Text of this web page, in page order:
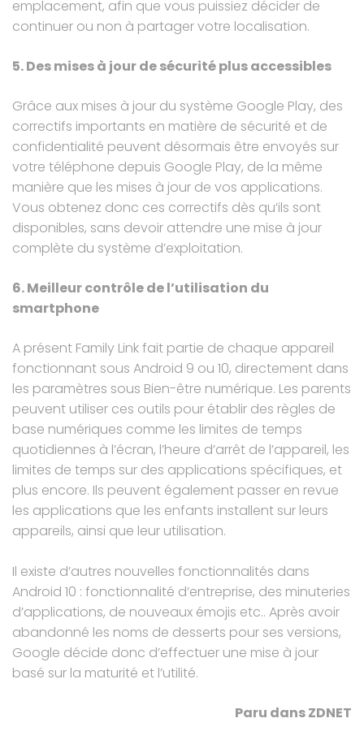
emplacement, afin que vous puissiez décider de
continuer ou non à partager votre localisation.
5. Des mises à jour de sécurité plus accessibles
Grâce aux mises à jour du système Google Play, des
correctifs importants en matière de sécurité et de
confidentialité peuvent désormais être envoyés sur
votre téléphone depuis Google Play, de la même
manière que les mises à jour de vos applications.
Vous obtenez donc ces correctifs dès qu’ils sont
disponibles, sans devoir attendre une mise à jour
complète du système d’exploitation.
6. Meilleur contrôle de l’utilisation du
smartphone
A présent Family Linkfait partie de chaque appareil
fonctionnant sous Android 9 ou 10, directement dans
les paramètres sous Bien-être numérique. Les parents
peuvent utiliser ces outils pour établir des règles de
base numériques comme les limites de temps
quotidiennes à l’écran, l’heure d’arrêt de l’appareil, les
limites de temps sur des applications spécifiques, et
plus encore. Ils peuvent également passer en revue
les applications que les enfants installent sur leurs
appareils, ainsi que leur utilisation.
Il existe d’autres nouvelles fonctionnalités dans
Android 10 : fonctionnalité d’entreprise, des minuteries
d’applications, de nouveaux émojis etc.. Après avoir
abandonné les noms de desserts pour ses versions,
Google décide donc d’effectuer une mise à jour
basé sur la maturité et l’utilité.
Paru dans ZDNET